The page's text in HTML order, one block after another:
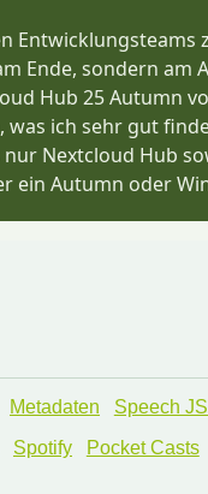
Metadaten
Speech
Spotify Pocket Casts